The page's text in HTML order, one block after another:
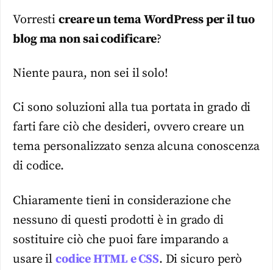
Vorresticreare un tema WordPress per il tuo
blog ma non sai codificare?
Niente paura, non sei il solo!
Ci sono soluzioni alla tua portata in grado di
farti fare ciò che desideri, ovvero creare un
tema personalizzato senza alcuna conoscenza
di codice.
Chiaramente tieni in considerazione che
nessuno di questi prodotti è in grado di
sostituire ciò che puoi fare imparando a
usare ilcodice HTML e CSS. Di sicuro però